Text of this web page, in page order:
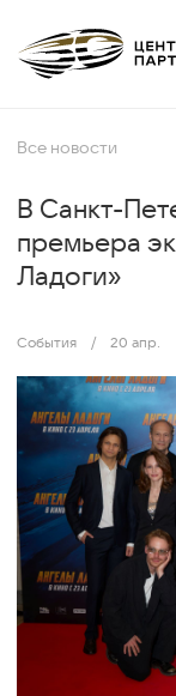
Все новости
В Санкт-
премьера
Ладоги»
События / 20 апр.